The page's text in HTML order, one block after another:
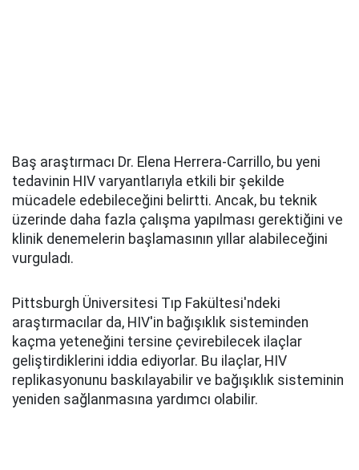
Baş araştırmacı Dr. Elena Herrera-Carrillo, bu yeni
tedavinin HIV varyantlarıyla etkili bir şekilde
mücadele edebileceğini belirtti. Ancak, bu teknik
üzerinde daha fazla çalışma yapılması gerektiğini ve
klinik denemelerin başlamasının yıllar alabileceğini
vurguladı.
Pittsburgh Üniversitesi Tıp Fakültesi'ndeki
araştırmacılar da, HIV'in bağışıklık sisteminden
kaçma yeteneğini tersine çevirebilecek ilaçlar
geliştirdiklerini iddia ediyorlar. Bu ilaçlar, HIV
replikasyonunu baskılayabilir ve bağışıklık sisteminin
yeniden sağlanmasına yardımcı olabilir.